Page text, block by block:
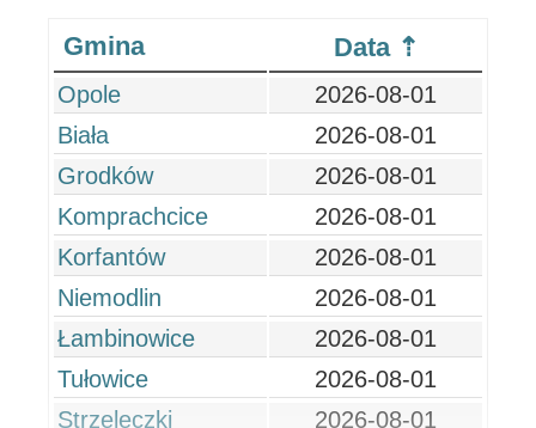
Gmina Data
Opole
2026-08-01
Biała
2026-08-01
Grodków
2026-08-01
Komprachcice
2026-08-01
Korfantów
2026-08-01
Niemodlin
2026-08-01
Łambinowice
2026-08-01
Tułowice
2026-08-01
Strzeleczki
2026-08-01